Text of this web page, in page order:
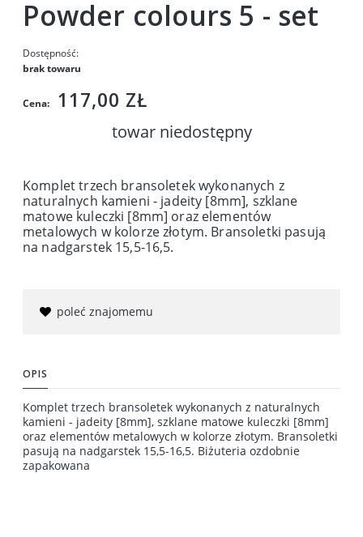
Powder colours 5 - set
Dostępność:
brak towaru
Cena: 117,00 ZŁ
towar niedostępny
Komplet trzech bransoletek wykonanych z
naturalnych kamieni - jadeity [8mm], szklane
matowe kuleczki [8mm] oraz elementów
metalowych w kolorze złotym. Bransoletki pasują
na nadgarstek 15,5-16,5.
poleć znajomemu
OPIS
Komplet trzech bransoletek wykonanych z naturalnych
kamieni - jadeity [8mm], szklane matowe kuleczki [8mm]
oraz elementów metalowych w kolorze złotym. Bransoletki
pasują na nadgarstek 15,5-16,5. Biżuteria ozdobnie
zapakowana